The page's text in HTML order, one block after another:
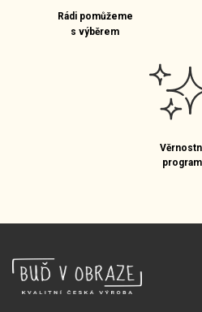
Rádi pomůžeme
s výběrem
program